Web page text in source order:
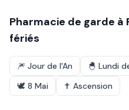
Pharmacie de garde à
fériés
🎆 Jour de l'An 🐣 Lundi
🕊️ 8 Mai ✝️ Ascension